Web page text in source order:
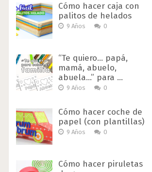
Cómo hacer caja con
palitos de helados
9 Años 0
“Te quiero… papá,
mamá, abuelo,
abuela…” para …
9 Años 0
Cómo hacer coche de
papel (con plantillas)
9 Años 0
Cómo hacer piruletas